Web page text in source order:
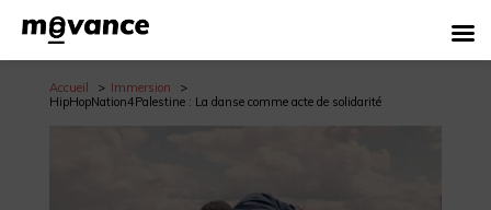
Accueil
Immersion
HipHopNation4Palestine : La danse comme acte de solidarité